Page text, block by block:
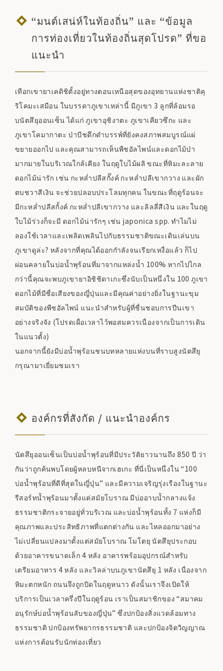
“มนต์เสน่ห์ในท้องถิ่น” และ “ข้อมูล
การท่องเที่ยวในท้องถิ่นสุดโปรด” ที่ขอ
แนะนำ
เทือกเขายาเคดิชิตั้งอยู่ทางตอนเหนือสุดของอุทยานแห่งชาติคุ
ริโคมะเสมือน ในบรรดาภูเขาเหล่านี้ มีภูเขา 3 ลูกที่ล้อมรอ
บนัตสึยุออนเซ็น ได้แก่ ภูเขาอุชิงาตะ ภูเขาเคียวซึกะ และ
ภูเขาโคมากาตะ ป่าบีชดึกดำบรรพ์ที่ยังคงสภาพสมบูรณ์แผ่
ขยายออกไป และคุณสามารถเห็นพืชอัลไพน์และดอกไม้ป่า
มากมายในบริเวณใกล้เคียง ในฤดูใบไม้ผลิ ขณะที่หิมะละลาย
ดอกไม้น่ารัก เช่น กะหล่ำปลีสกั๊งค์ กะหล่ำปลีเขากวาง และผัก
ตบชวาสีเงิน จะช่วยปลอบประโลมทุกคน ในขณะที่ฤดูร้อนจะ
มีกะหล่ำปลีสกั้งค์ กะหล่ำปลีเขากวาง และลิลลี่สีเงิน และในฤดู
ใบไม้ร่วงก็จะมี ดอกไม้น่ารักๆ เช่น japonica spp. ทำไมไม่
ลองใช้เวลาและเพลิดเพลินไปกับธรรมชาติขณะเดินเล่นบน
ภูเขาดูล่ะ? หลังจากที่คุณได้ออกกำลังจนเรียกเหงื่อแล้ว ก็ไป
ผ่อนคลายในบ่อน้ำพุร้อนที่มาจากแหล่งน้ำ 100% หากไปไกล
กว่านี้คุณจะพบภูเขายาอิชิชิดาเกะซึ่งนับเป็นหนึ่งใน 100 ภูเขา
ดอกไม้ที่มีชื่อเสียงของญี่ปุ่นและมีคุณค่าอย่างยิ่งในฐานะขุม
สมบัติของพืชอัลไพน์ แนะนำสำหรับผู้ที่ชื่นชอบการปีนเขา
อย่างจริงจัง (โปรดเผื่อเวลาไว้พอสมควรเนื่องจากเป็นการเดิน
ในแนวตั้ง)
นอกจากนี้ยังมีบ่อน้ำพุร้อนชนบทหลายแห่งบนที่ราบสูงนัตสึยุ
กรุณามาเยี่ยมชมเรา
องค์กรที่สังกัด / แนะนำองค์กร
นัตสึยุออนเซ็นเป็นบ่อน้ำพุร้อนที่มีประวัติยาวนานถึง 850 ปี ว่า
กันว่าถูกค้นพบโดยผู้หลบหนีจากเฮเกะ ที่นี่เป็นหนึ่งใน “100
บ่อน้ำพุร้อนที่ดีที่สุดในญี่ปุ่น” และมีความเจริญรุ่งเรืองในฐานะ
รีสอร์ทน้ำพุร้อนมาตั้งแต่สมัยโบราณ มีบ่ออาบน้ำกลางแจ้ง
ธรรมชาติกระจายอยู่ทั่วบริเวณ และบ่อน้ำพุร้อนทั้ง 7 แห่งก็มี
คุณภาพและประสิทธิภาพที่แตกต่างกัน และไหลออกมาอย่าง
ไม่เปลี่ยนแปลงมาตั้งแต่สมัยโบราณ โมโตยุ นัตสึยุประกอบ
ด้วยอาคารขนาดเล็ก 4 หลัง อาคารพร้อมอุปกรณ์สำหรับ
เตรียมอาหาร 4 หลัง และวิลล่าบนภูเขานัตสึยุ 1 หลัง เนื่องจาก
หิมะตกหนัก ถนนจึงถูกปิดในฤดูหนาว ดังนั้นเราจึงเปิดให้
บริการเป็นเวลาครึ่งปีในฤดูร้อน เราเป็นสมาชิกของ “สมาคม
อนุรักษ์บ่อน้ำพุร้อนลับของญี่ปุ่น” ซึ่งปกป้องสิ่งแวดล้อมทาง
ธรรมชาติ ปกป้องทรัพยากรธรรมชาติ และปกป้องจิตวิญญาณ
แห่งการต้อนรับนักท่องเที่ยว